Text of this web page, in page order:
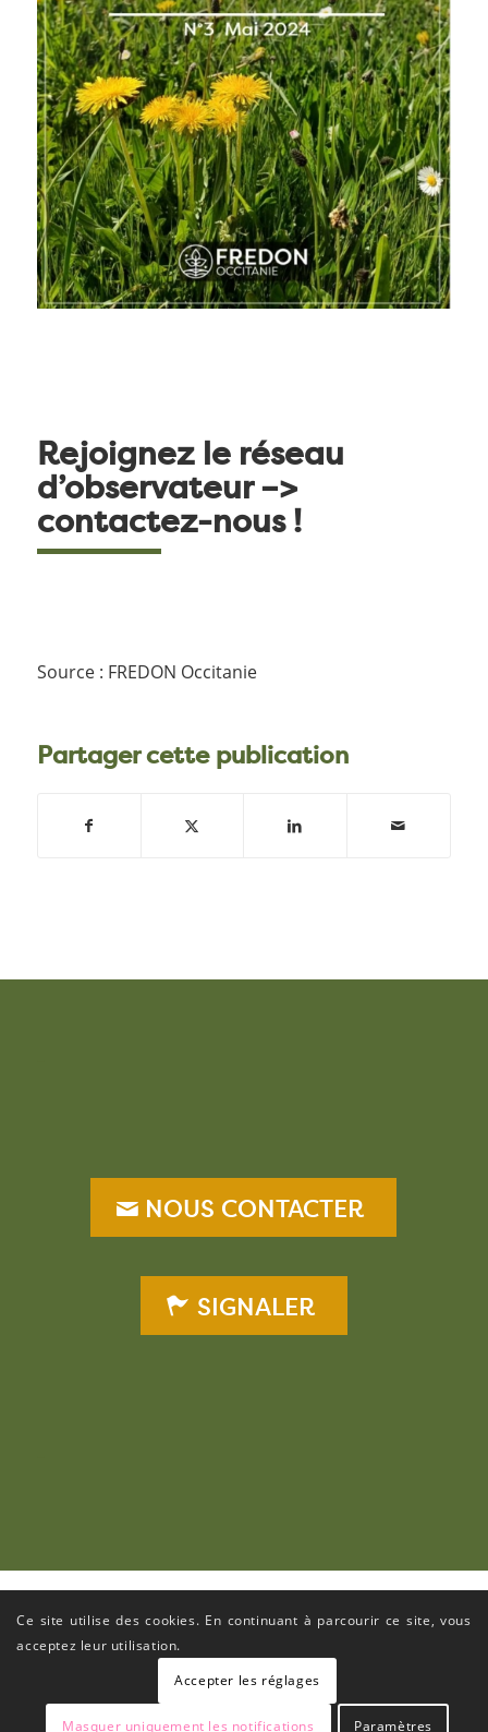
Rejoignez le réseau
d’observateur –>
contactez-nous !
Source : FREDON Occitanie
Partager cette publication
NOUS CONTACTER
SIGNALER
Ce site utilise des cookies. En continuant à parcourir ce site, vous
acceptez leur utilisation.
Accepter les réglages
Masquer uniquement les notifications Paramètres